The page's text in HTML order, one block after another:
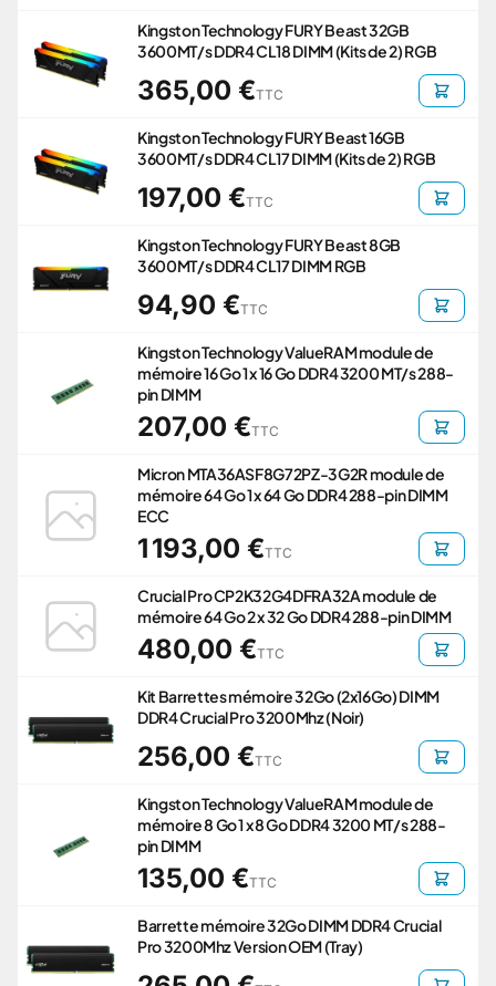
Kingston Technology FURY Beast 32GB
3600MT/s DDR4 CL18 DIMM (Kits de 2) RGB
365,00 €TTC
Kingston Technology FURY Beast 16GB
3600MT/s DDR4 CL17 DIMM (Kits de 2) RGB
197,00 €TTC
Kingston Technology FURY Beast 8GB
3600MT/s DDR4 CL17 DIMM RGB
94,90 €TTC
Kingston Technology ValueRAM module de
mémoire 16 Go 1 x 16 Go DDR4 3200 MT/s 288-
pin DIMM
207,00 €TTC
Micron MTA36ASF8G72PZ-3G2R module de
mémoire 64 Go 1 x 64 Go DDR4 288-pin DIMM
ECC
1 193,00 €TTC
Crucial Pro CP2K32G4DFRA32A module de
mémoire 64 Go 2 x 32 Go DDR4 288-pin DIMM
480,00 €TTC
Kit Barrettes mémoire 32Go (2x16Go) DIMM
DDR4 Crucial Pro 3200Mhz (Noir)
256,00 €TTC
Kingston Technology ValueRAM module de
mémoire 8 Go 1 x 8 Go DDR4 3200 MT/s 288-
pin DIMM
135,00 €TTC
Barrette mémoire 32Go DIMM DDR4 Crucial
Pro 3200Mhz Version OEM (Tray)